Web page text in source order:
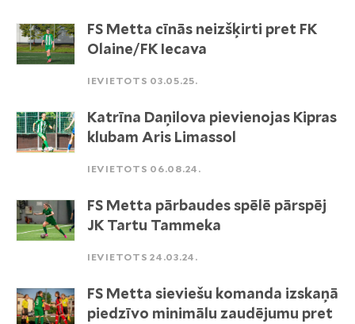
FS Metta cīnās neizšķirti pret FK
Olaine/FK Iecava
IEVIETOTS 03.05.25.
Katrīna Daņilova pievienojas Kipras
klubam Aris Limassol
IEVIETOTS 06.08.24.
FS Metta pārbaudes spēlē pārspēj
JK Tartu Tammeka
IEVIETOTS 24.03.24.
FS Metta sieviešu komanda izskaņā
piedzīvo minimālu zaudējumu pret